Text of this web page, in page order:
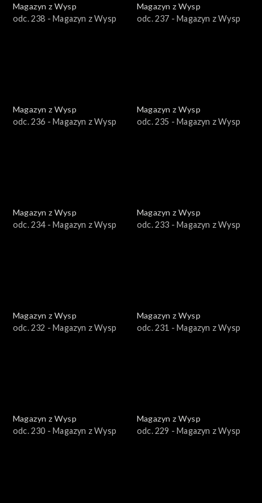
Magazyn z Wysp
odc. 238 - Magazyn z Wysp
Magazyn z Wysp
odc. 237 - Magazyn z Wysp
Magazyn z Wysp
odc. 236 - Magazyn z Wysp
Magazyn z Wysp
odc. 235 - Magazyn z Wysp
Magazyn z Wysp
odc. 234 - Magazyn z Wysp
Magazyn z Wysp
odc. 233 - Magazyn z Wysp
Magazyn z Wysp
odc. 232 - Magazyn z Wysp
Magazyn z Wysp
odc. 231 - Magazyn z Wysp
Magazyn z Wysp
odc. 230 - Magazyn z Wysp
Magazyn z Wysp
odc. 229 - Magazyn z Wysp